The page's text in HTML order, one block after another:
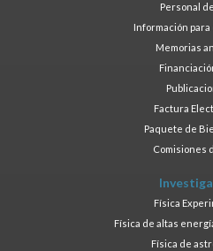
Personal
Información
Memorias
Factura
Paquete de
Comisiones
Física
Física de altas
Física de